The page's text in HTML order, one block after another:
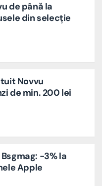
de până la
din selecție
Novvu
de min. 200 lei
-3% la
Apple